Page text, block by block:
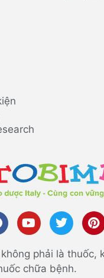
phải là thuốc,
chữa bệnh.